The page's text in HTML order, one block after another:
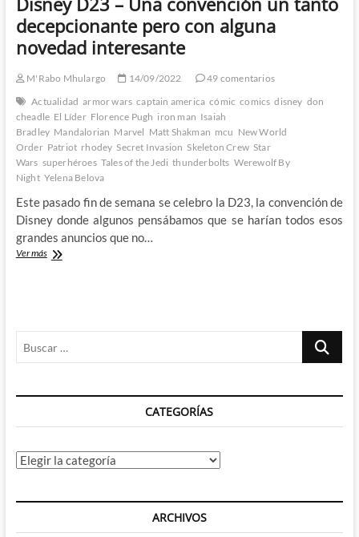
decepcionante pero con alguna
novedad interesante
M'Rabo Mhulargo 14/09/2022
49 comentarios
Actualidad armor wars captain america cómic comics disney don
cheadle El Líder Florence Pugh iron man Isaiah
Bradley Mandalorian Marvel Matt Shakman mcu New World
Order Patriot rhodey Secret Invasion Skeleton Crew Star
Wars superhéroes Tales of the Jedi thunderbolts Werewolf By
Night Yelena Belova
Este pasado fin de semana se celebro la D23, la convención de
Disney donde algunos pensábamos que se harían todos esos
grandes anuncios que no…
Ver másDisney
decepcionante
alguna
interesante
Buscar
CATEGORÍAS
Categorías
ARCHIVOS